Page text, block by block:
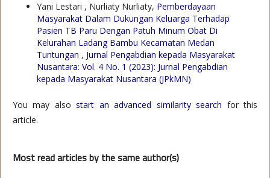
Yani Lestari , Nurliaty Nurliaty, Pemberdayaan
Masyarakat Dalam Dukungan Keluarga Terhadap
Pasien TB Paru Dengan Patuh Minum Obat Di
Kelurahan Ladang Bambu Kecamatan Medan
Tuntungan , Jurnal Pengabdian kepada Masyarakat
Nusantara: Vol. 4 No. 1 (2023): Jurnal Pengabdian
kepada Masyarakat Nusantara (JPkMN)
You may alsostart an advanced similarity search for this
article.
Most read articles by the same author(s)